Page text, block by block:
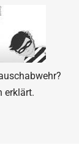
erklärt.